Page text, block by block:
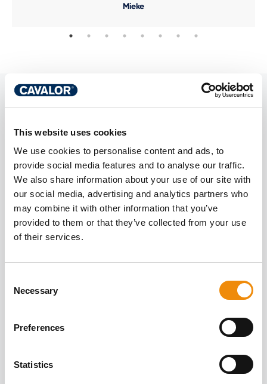
This website uses cookies
We use cookies to personalise content and ads, to
provide social media features and to analyse our traffic.
We also share information about your use of our site with
our social media, advertising and analytics partners who
may combine it with other information that you’ve
provided to them or that they’ve collected from your use
of their services.
Selection
Necessary
Preferences
Statistics
Mieke
EN SAVOIR PLUS
SUR LA SANTÉ DE
L'INTÉRIEUR ET DE
L'EXTÉRIEUR